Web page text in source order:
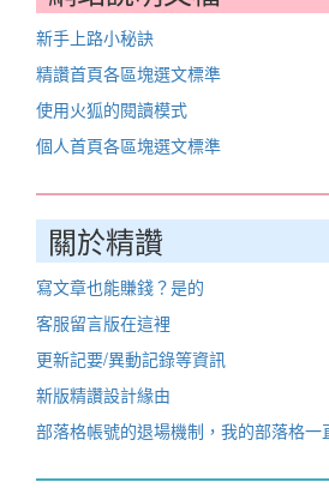
新手上路小秘訣
精讚首頁各區塊選文標準
使用火狐的閱讀模式
個人首頁各區塊選文標準
關於精讚
寫文章也能賺錢？是的
客服留言版在這裡
更新記要/異動記錄等資訊
新版精讚設計緣由
部落格帳號的退場機制，我的部落格一